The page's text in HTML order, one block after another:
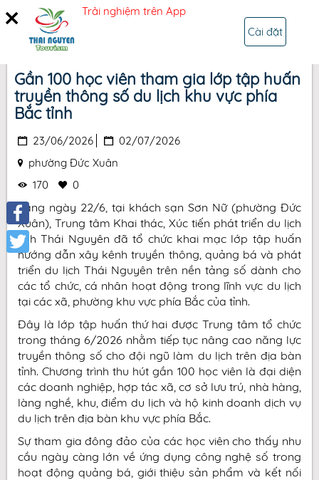
ĐĂNG NHẬP
Facebook
Twitter
Trang chủ
Gần 100 học viên tham gia lớp tập huấn
truyền thông số du lịch khu vực phía
Bắc tỉnh
23/06/2026
02/07/2026
phường Đức Xuân
170
0
Sáng ngày 22/6, tại khách sạn Sơn Nữ (phường Đức
Xuân), Trung tâm Khai thác, Xúc tiến phát triển du lịch
tỉnh Thái Nguyên đã tổ chức khai mạc lớp tập huấn
hướng dẫn xây kênh truyền thông, quảng bá và phát
triển du lịch Thái Nguyên trên nền tảng số dành cho
các tổ chức, cá nhân hoạt động trong lĩnh vực du lịch
tại các xã, phường khu vực phía Bắc của tỉnh.
Đây là lớp tập huấn thứ hai được Trung tâm tổ chức
trong tháng 6/2026 nhằm tiếp tục nâng cao năng lực
truyền thông số cho đội ngũ làm du lịch trên địa bàn
tỉnh. Chương trình thu hút gần 100 học viên là đại diện
các doanh nghiệp, hợp tác xã, cơ sở lưu trú, nhà hàng,
làng nghề, khu, điểm du lịch và hộ kinh doanh dịch vụ
du lịch trên địa bàn khu vực phía Bắc.
Sự tham gia đông đảo của các học viên cho thấy nhu
cầu ngày càng lớn về ứng dụng công nghệ số trong
hoạt động quảng bá, giới thiệu sản phẩm và kết nối
Trải nghiệm trên App
Cài đặt